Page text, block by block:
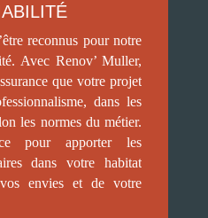
reconnus pour notre
Avec Renov’ Muller,
que votre projet
dans les
les normes du métier.
pour apporter les
dans votre habitat
envies et de votre